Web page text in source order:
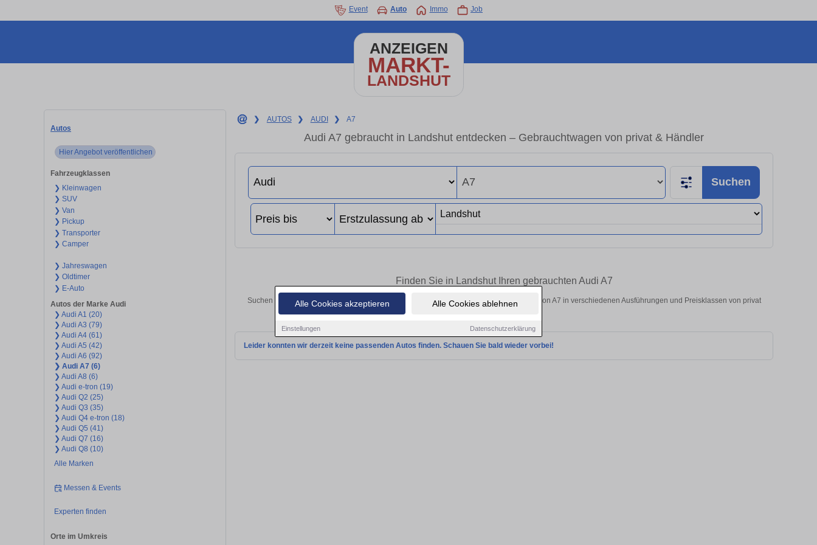
Alle Cookies akzeptieren Alle Cookies ablehnen
Einstellungen Datenschutzerklärung
Event Auto Immo Job
ANZEIGEN
MARKT-
LANDSHUT
Autos
Hier Angebot veröffentlichen
Fahrzeugklassen
❯ Kleinwagen
❯ SUV
❯ Van
❯ Pickup
❯ Transporter
❯ Camper
❯ Jahreswagen
❯ Oldtimer
❯ E-Auto
Autos der Marke Audi
❯ Audi A1 (20)
❯ Audi A3 (79)
❯ Audi A4 (61)
❯ Audi A5 (42)
❯ Audi A6 (92)
❯ Audi A7 (6)
❯ Audi A8 (6)
❯ Audi e-tron (19)
❯ Audi Q2 (25)
❯ Audi Q3 (35)
❯ Audi Q4 e-tron (18)
❯ Audi Q5 (41)
❯ Audi Q7 (16)
❯ Audi Q8 (10)
Alle Marken
Messen & Events
Experten finden
Orte im Umkreis
❯ AUTOS ❯ AUDI ❯ A7
Audi A7 gebraucht in Landshut entdecken – Gebrauchtwagen von privat & Händler
Suchen
Finden Sie in Landshut Ihren gebrauchten Audi A7
Suchen Sie in Landshut einen Audi A7 Gebrauchtwagen? Entdecken Sie gebrauchte A7 von A7 in verschiedenen Ausführungen und Preisklassen von privat
Leider konnten wir derzeit keine passenden Autos finden. Schauen Sie bald wieder vorbei!